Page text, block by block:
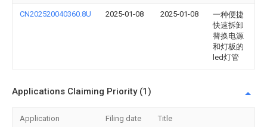
CN202520040360.8U 2025-01-08 2025-01-08
一种便捷
快速拆卸
替换电源
和灯板的
led灯管
Applications Claiming Priority (1)
Application Filing date Title